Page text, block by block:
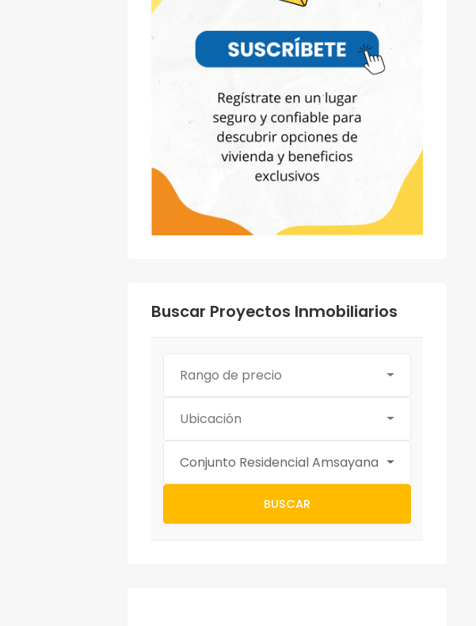
Buscar Proyectos Inmobiliarios
Rango de precio
Ubicación
Conjunto Residencial Amsayana
BUSCAR